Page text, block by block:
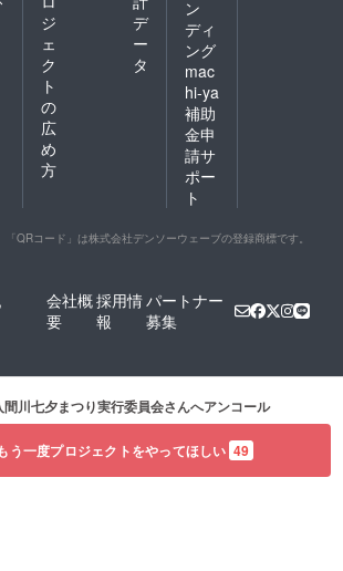
ジ
ェ
ク
ト
の
広
め
方
デ
ー
タ
ン
ディ
ング
mac
hi-ya
補助
金申
請サ
ポー
ト
「QRコード」は株式会社デンソーウェーブの登録商標です。
会社概
要
採用情
報
パートナー
募集
間川七夕まつり実行委員会さんへアンコール
う一度プロジェクトをやってほしい 49